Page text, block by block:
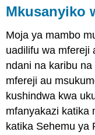
Mkusanyiko
Moja ya mambo
uadilifu wa mfereji
ndani na karibu
mfereji au
kushindwa kwa
mfanyakazi katika
katika Sehemu ya